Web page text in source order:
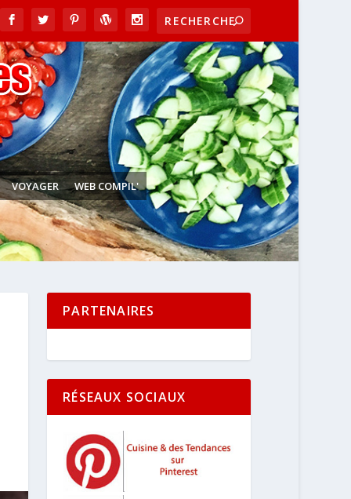
VOYAGER WEB COMPIL'
PARTENAIRES
RÉSEAUX SOCIAUX